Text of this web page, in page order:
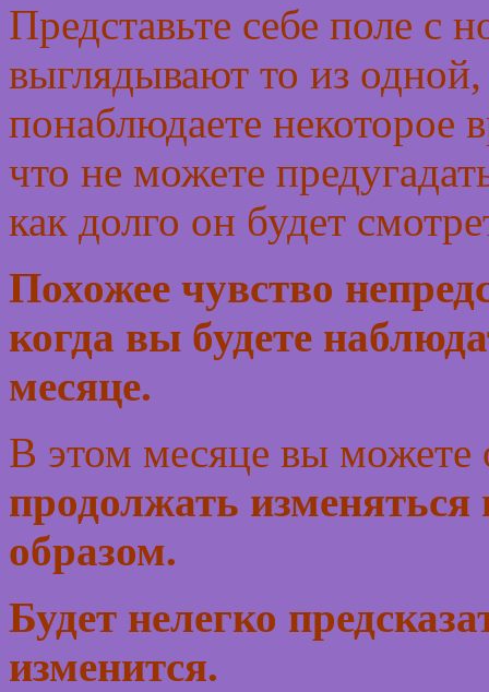
Представьте себе поле с
выглядывают то из
понаблюдаете некоторое
что не можете
как долго он будет
Похожее чувство
когда вы будете
месяце.
В этом месяце вы можете
продолжать
образом.
Будет нелегко
изменится.